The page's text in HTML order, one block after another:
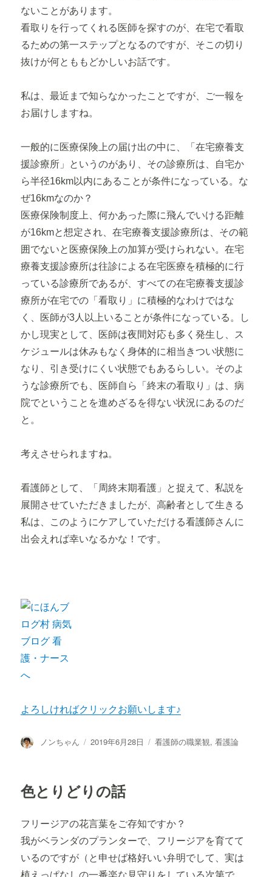
ないことがあります。
看取りを行ってくれる医師を探すのが、在宅で看取
るための第一ステップとなるのですが、そこの切り
抜けが何とももどかしいお話です。
私は、最近まで知らなかったことですが、ご一報を
お届けしますね。
一般的に医療保険上の届け出の中に、「在宅療養支
援診療所」というのがあり、その診療所は、自宅か
ら半径16km以内にあることが条件になっている。な
ぜ16kmなのか？
医療保険制度上、何かあった際に飛んでいける距離
が16kmと想定され、在宅療養支援診療所は、その範
囲でないと医療保険上の加算が受けられない。在宅
療養支援診療所は往診による在宅医療を積極的に行
っている診療所であるが、すべての在宅療養支援診
療所が在宅での「看取り」に積極的なわけではな
く、医師が3人以上いることが条件になっている。し
かし現実として、医師は夜間対応も多く発生し、ス
ケジュールは休みもなく身体的に相当きつい状態に
なり、引き受けにくい状態でもあるらしい。そのよ
うな診療所でも、医師自ら「終末の看取り」は、病
院でということを進めざるを得ない状況にあるのだ
と。
考えさせられますね。
看護師として、「周終末期看護」と捉えて、私説を
展開させていただきましたが、高齢者として生きる
私は、このようにケアしていただける看護師さんに
出会えれば幸いなるかな！です。
よろしければクリックお願いします♪
投
ノンちゃん
投
2019年6月28日
カ
看護師の職業観,看護論
色とりどりの話
フリージアの花言葉をご存知ですか？
我がベランダのプランターで、フリージアを育てて
いるのですが（と申せば格好いい弁明でして、実は